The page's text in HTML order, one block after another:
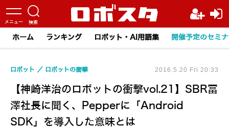
ホーム ランキング ロボット・AI用語集 開催予定のセミ
【神崎洋治のロボットの衝撃vol.21】SBR冨
澤社長に聞く、Pepperに「Android
SDK」を導入した意味とは
ロボット ロボットの衝撃 2016.5.20 Fri 20:33